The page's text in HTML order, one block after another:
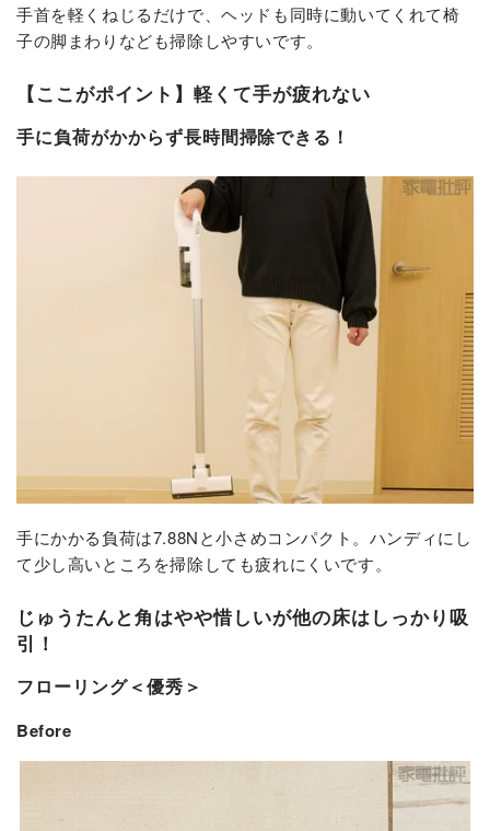
手首を軽くねじるだけで、ヘッドも同時に動いてくれて椅
子の脚まわりなども掃除しやすいです。
【ここがポイント】軽くて手が疲れない
手に負荷がかからず長時間掃除できる！
手にかかる負荷は7.88Nと小さめコンパクト。ハンディにし
て少し高いところを掃除しても疲れにくいです。
じゅうたんと角はやや惜しいが他の床はしっかり吸
引！
フローリング＜優秀＞
Before